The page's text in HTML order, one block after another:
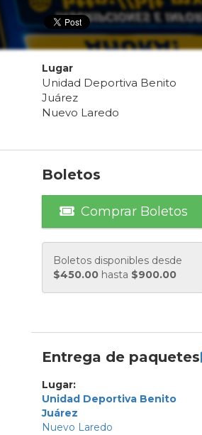
Lugar
Unidad Deportiva Benito
Juárez
Nuevo Laredo
Boletos
Comprar Boletos
Boletos disponibles desde
$450.00hasta $900.00
Entrega de paquetes
Lugar:
Unidad Deportiva Benito
Juárez
Nuevo Laredo